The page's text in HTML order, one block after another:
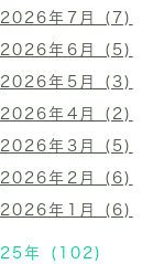
2026年7月 (7)
2026年6月 (5)
2026年5月 (3)
2026年4月 (2)
2026年3月 (5)
2026年2月 (6)
2026年1月 (6)
年 (102)